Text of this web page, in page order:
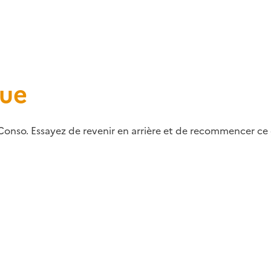
Essayez de revenir en arrière et de recommencer